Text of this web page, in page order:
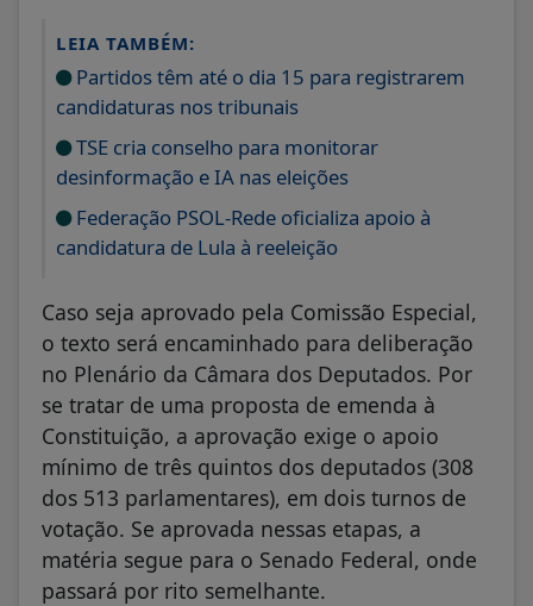
LEIA TAMBÉM:
Partidos têm até o dia 15 para registrarem
candidaturas nos tribunais
TSE cria conselho para monitorar
desinformação e IA nas eleições
Federação PSOL-Rede oficializa apoio à
candidatura de Lula à reeleição
Caso seja aprovado pela Comissão Especial,
o texto será encaminhado para deliberação
no Plenário da Câmara dos Deputados. Por
se tratar de uma proposta de emenda à
Constituição, a aprovação exige o apoio
mínimo de três quintos dos deputados (308
dos 513 parlamentares), em dois turnos de
votação. Se aprovada nessas etapas, a
matéria segue para o Senado Federal, onde
passará por rito semelhante.